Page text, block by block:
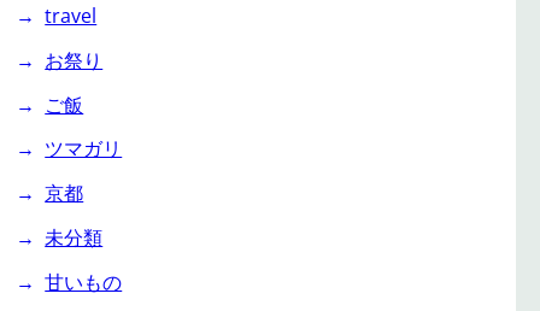
travel
お祭り
ご飯
ツマガリ
京都
未分類
甘いもの